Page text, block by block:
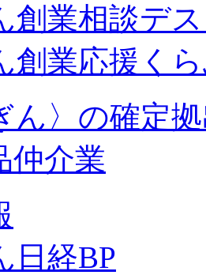
創業相談デ
創業応援く
ん〉 の確定
仲介業
日経BP